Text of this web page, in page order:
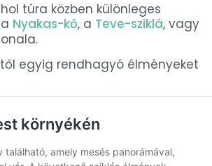
túra közben különleges
Nyakas-kő, a Teve-sziklá, vagy
egyig rendhagyó élményeket